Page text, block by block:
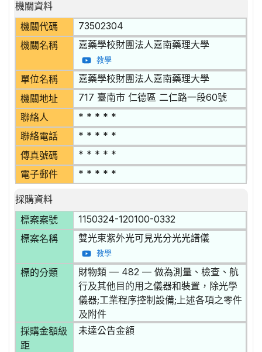
招標公告詳細內容
機關資料
機關代碼
73502304
機關名稱 嘉藥學校財團法人嘉南藥理大學
教學
單位名稱 嘉藥學校財團法人嘉南藥理大學
機關地址 717 臺南市 仁德區 二仁路一段60號
聯絡人 * * * * *
聯絡電話 * * * * *
傳真號碼 * * * * *
電子郵件 * * * * *
採購資料
標案案號
1150324-120100-0332
標案名稱 雙光束紫外光可見光分光光譜儀
教學
標的分類
財物類 — 482 — 做為測量、檢查、航
行及其他目的用之儀器和裝置，除光學
儀器;工業程序控制設備;上述各項之零件
及附件
採購金額級
距
未達公告金額